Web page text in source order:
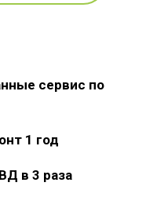
сервис по
1 год
в 3 раза